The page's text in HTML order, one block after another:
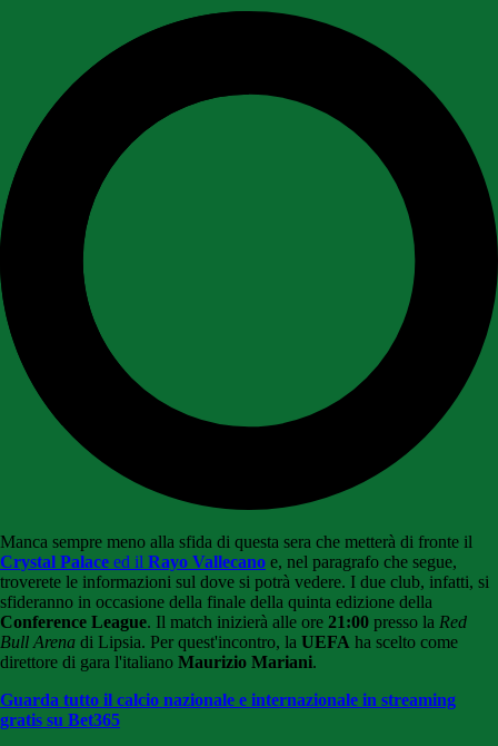
Manca sempre meno alla sfida di questa sera che metterà di fronte il
Crystal Palace ed il Rayo Vallecano e, nel paragrafo che segue,
troverete le informazioni sul dove si potrà vedere. I due club, infatti, si
sfideranno in occasione della finale della quinta edizione della
Conference League. Il match inizierà alle ore 21:00 presso la Red
Bull Arena di Lipsia. Per quest'incontro, la UEFA ha scelto come
direttore di gara l'italiano Maurizio Mariani.
Guarda tutto il calcio nazionale e internazionale in streaming
gratis su Bet365